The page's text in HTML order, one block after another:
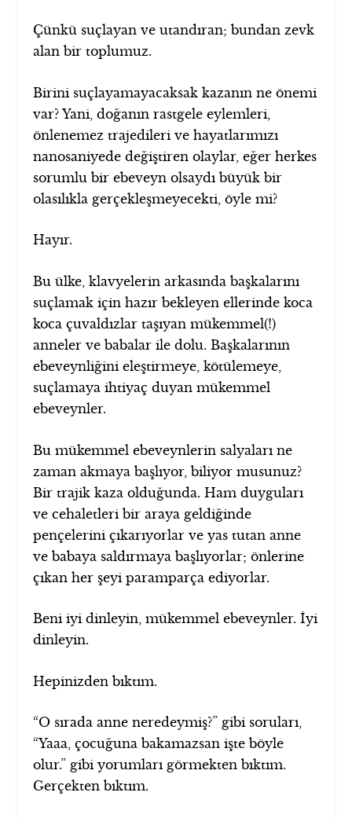
Çünkü suçlayan ve utandıran; bundan zevk
alan bir toplumuz.
Birini suçlayamayacaksak kazanın ne önemi
var? Yani, doğanın rastgele eylemleri,
önlenemez trajedileri ve hayatlarımızı
nanosaniyede değiştiren olaylar, eğer herkes
sorumlu bir ebeveyn olsaydı büyük bir
olasılıkla gerçekleşmeyecekti, öyle mi?
Hayır.
Bu ülke, klavyelerin arkasında başkalarını
suçlamak için hazır bekleyen ellerinde koca
koca çuvaldızlar taşıyan mükemmel(!)
anneler ve babalar ile dolu. Başkalarının
ebeveynliğini eleştirmeye, kötülemeye,
suçlamaya ihtiyaç duyan mükemmel
ebeveynler.
Bu mükemmel ebeveynlerin salyaları ne
zaman akmaya başlıyor, biliyor musunuz?
Bir trajik kaza olduğunda. Ham duyguları
ve cehaletleri bir araya geldiğinde
pençelerini çıkarıyorlar ve yas tutan anne
ve babaya saldırmaya başlıyorlar; önlerine
çıkan her şeyi paramparça ediyorlar.
Beni iyi dinleyin, mükemmel ebeveynler. İyi
dinleyin.
Hepinizden bıktım.
“O sırada anne neredeymiş?” gibi soruları,
“Yaaa, çocuğuna bakamazsan işte böyle
olur.” gibi yorumları görmekten bıktım.
Gerçekten bıktım.